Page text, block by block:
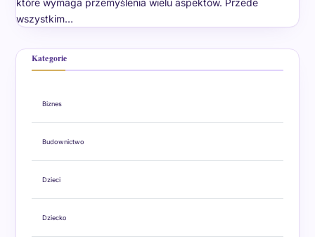
które wymaga przemyślenia wielu aspektów. Przede
wszystkim…
Kategorie
Biznes
Budownictwo
Dzieci
Dziecko